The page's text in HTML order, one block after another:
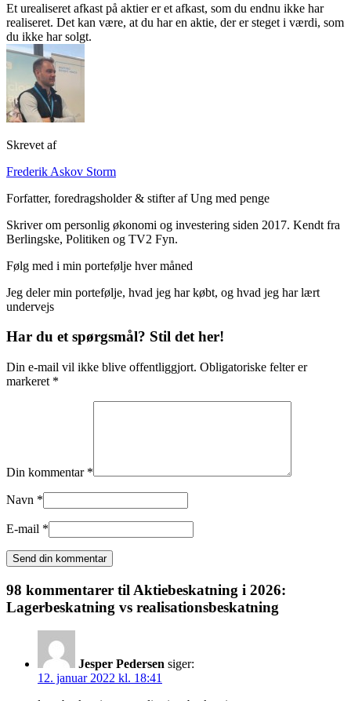
Et urealiseret afkast på aktier er et afkast, som du endnu ikke har
realiseret. Det kan være, at du har en aktie, der er steget i værdi, som
du ikke har solgt.
Skrevet af
Frederik Askov Storm
Forfatter, foredragsholder & stifter af Ung med penge
Skriver om personlig økonomi og investering siden 2017. Kendt fra
Berlingske, Politiken og TV2 Fyn.
Følg med i min portefølje hver måned
Jeg deler min portefølje, hvad jeg har købt, og hvad jeg har lært
undervejs
Har du et spørgsmål? Stil det her!
Din e-mail vil ikke blive offentliggjort. Obligatoriske felter er
markeret *
Din kommentar *
Navn *
E-mail *
98 kommentarer til Aktiebeskatning i 2026:
Lagerbeskatning vs realisationsbeskatning
Jesper Pedersen siger:
12. januar 2022 kl. 18:41